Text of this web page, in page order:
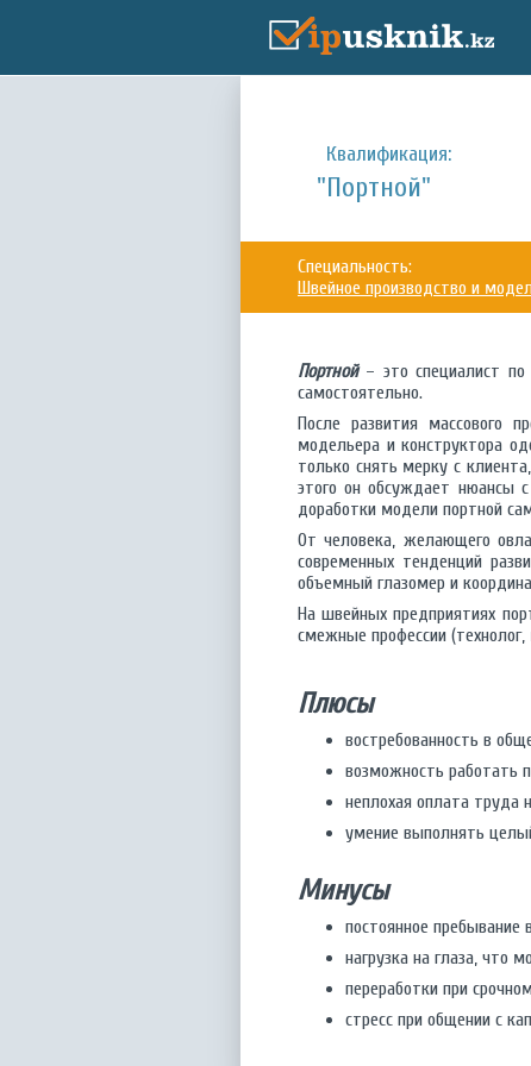
Квалификация:
"Портной"
Специальность:
Швейное производство и
Портной– это специалист по
самостоятельно.
После развития массового
модельера и конструктора
только снять мерку с
этого он обсуждает нюансы
доработки модели портной
От человека, желающего
современных тенденций
объемный глазомер и
На швейных предприятиях
смежные профессии
Плюсы
востребованность в
возможность работать
неплохая оплата труда
умение выполнять
Минусы
постоянное пребывание
нагрузка на глаза, что
переработки при
стресс при общении с